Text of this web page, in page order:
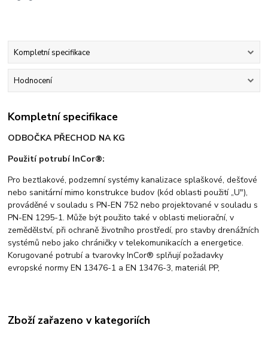
Kompletní specifikace
Hodnocení
Kompletní specifikace
ODBOČKA PŘECHOD NA KG
Použití potrubí InCor®:
Pro beztlakové, podzemní systémy kanalizace splaškové, dešťové
nebo sanitární mimo konstrukce budov (kód oblasti použití „U"),
prováděné v souladu s PN-EN 752 nebo projektované v souladu s
PN-EN 1295-1. Může být použito také v oblasti meliorační, v
zemědělství, při ochraně životního prostředí, pro stavby drenážních
systémů nebo jako chráničky v telekomunikacích a energetice.
Korugované potrubí a tvarovky InCor® splňují požadavky
evropské normy EN 13476-1 a EN 13476-3, materiál PP,
Zboží zařazeno v kategoriích